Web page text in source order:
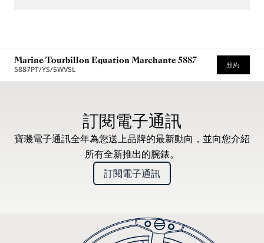
Marine Tourbillon Equation Marchante 5887
5887PT/YS/5WVSL 預約
訂閱電子通訊
寶璣電子通訊全年為您送上品牌的最新動向，並向您介紹
所有全新推出的腕錶。
訂閱電子通訊